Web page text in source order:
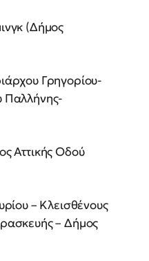
(Δήμος
Γρηγορίου-
Παλλήνης-
Αττικής Οδού
– Κλεισθένους
– Δήμος